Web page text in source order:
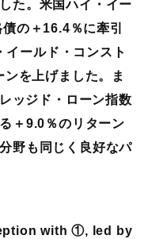
た。米国ハイ・イー
の＋16.4％に牽引
ールド・コンスト
を上げました。ま
ッジド・ローン指数
＋9.0％のリターン
野も同じく良好なパ
with ①, led by